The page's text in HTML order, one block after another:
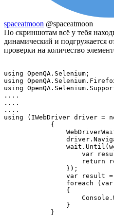
spaceatmoon @spaceatmoon
По скриншотам всё у тебя
динамический и подгружается
проверки на количество
using OpenQA.Selenium;
using
using
....
....
....
using (IWebDriver driver =
            {
var
return
                });
var result
foreach
                {
                }
            }